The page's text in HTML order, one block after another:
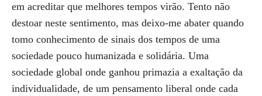
em acreditar que melhores tempos virão. Tento não
destoar neste sentimento, mas deixo-me abater quando
tomo conhecimento de sinais dos tempos de uma
sociedade pouco humanizada e solidária. Uma
sociedade global onde ganhou primazia a exaltação da
individualidade, de um pensamento liberal onde cada